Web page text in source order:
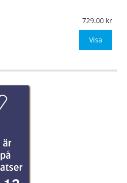
0,7mm (väggmontage)
annat mått upp till 0,02m²)
729.00
Visa